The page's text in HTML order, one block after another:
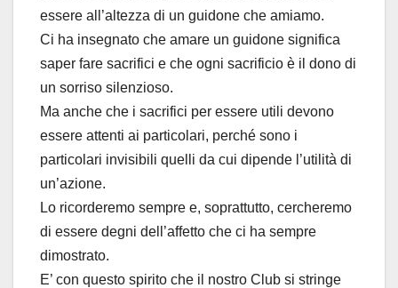
essere all’altezza di un guidone che amiamo.
Ci ha insegnato che amare un guidone significa
saper fare sacrifici e che ogni sacrificio è il dono di
un sorriso silenzioso.
Ma anche che i sacrifici per essere utili devono
essere attenti ai particolari, perché sono i
particolari invisibili quelli da cui dipende l’utilità di
un’azione.
Lo ricorderemo sempre e, soprattutto, cercheremo
di essere degni dell’affetto che ci ha sempre
dimostrato.
E’ con questo spirito che il nostro Club si stringe